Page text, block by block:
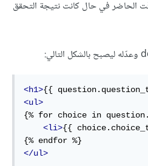
الحاضر في حال كانت نتيجة التحقق
<h1>{{
<ul>
{% for choice in
<li>{{
{% endfor %}
</ul>